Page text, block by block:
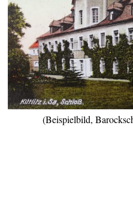
(Beispielbild,